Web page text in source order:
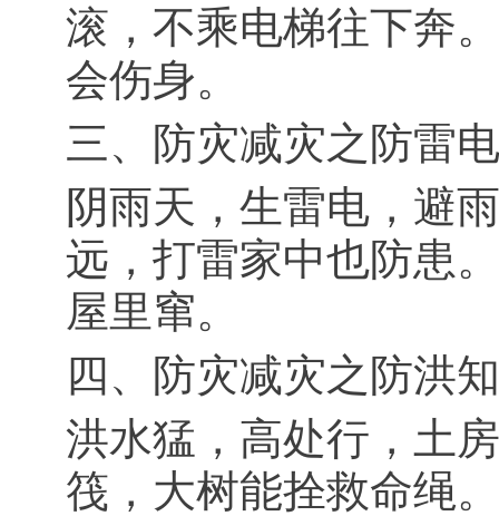
滚，不乘电梯往下奔
会伤身。
三、防灾减灾之防雷
阴雨天，生雷电，避
远，打雷家中也防患
屋里窜。
四、防灾减灾之防洪
洪水猛，高处行，土
筏，大树能拴救命绳